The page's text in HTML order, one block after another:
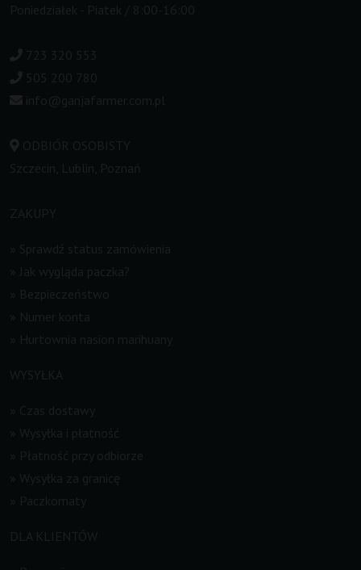
Poniedziałek - Piatek / 8:00-16:00
723 320 553
505 200 780
info@ganjafarmer.com.pl
ODBIÓR OSOBISTY
Szczecin, Lublin, Poznań
ZAKUPY
Sprawdź status zamówienia
Jak wygląda paczka?
Bezpieczeństwo
Numer konta
Hurtownia nasion marihuany
WYSYŁKA
Czas dostawy
Wysyłka i płatność
Płatność przy odbiorze
Wysyłka za granicę
Paczkomaty
DLA KLIENTÓW